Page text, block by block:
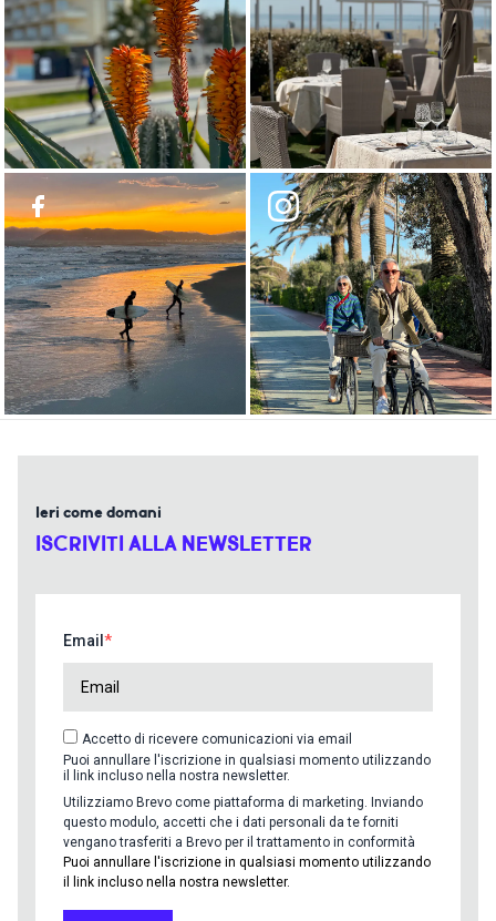
Ieri come domani
ISCRIVITI ALLA NEWSLETTER
Email
Accetto di ricevere comunicazioni via email
Puoi annullare l'iscrizione in qualsiasi momento utilizzando
il link incluso nella nostra newsletter.
Utilizziamo Brevo come piattaforma di marketing. Inviando
questo modulo, accetti che i dati personali da te forniti
vengano trasferiti a Brevo per il trattamento in conformità
Puoi annullare l'iscrizione in qualsiasi momento utilizzando
il link incluso nella nostra newsletter.